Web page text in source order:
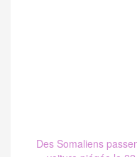
Des Somaliens